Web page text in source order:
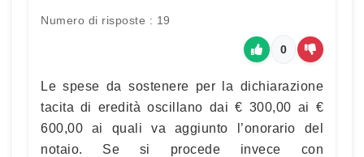
Numero di risposte : 19
0
Le spese da sostenere per la dichiarazione
tacita di eredità oscillano dai € 300,00 ai €
600,00 ai quali va aggiunto l’onorario del
notaio. Se si procede invece con